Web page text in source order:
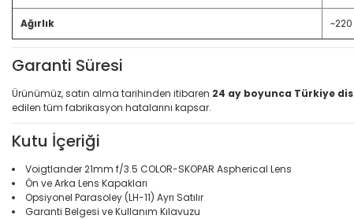
Ağırlık
Garanti Süresi
Ürünümüz, satın alma tarihinden itibaren 24 ay boyunca Türkiye
edilen tüm fabrikasyon hatalarını kapsar.
Kutu İçeriği
Voigtlander 21mm f/3.5 COLOR-SKOPAR Aspherical Lens
Ön ve Arka Lens Kapakları
Opsiyonel Parasoley (LH-11) Ayrı Satılır
Garanti Belgesi ve Kullanım Kılavuzu